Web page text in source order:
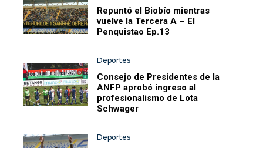
Repuntó el Biobío mientras
vuelve la Tercera A – El
Penquistao Ep.13
Deportes
Consejo de Presidentes de la
ANFP aprobó ingreso al
profesionalismo de Lota
Schwager
Deportes